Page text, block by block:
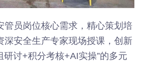
管员岗位核心需求，精心策划培
深安全生产专家现场授课，创新
研讨+积分考核+AI实操”的多元